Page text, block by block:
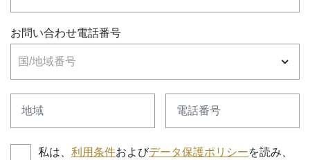
お問い合わせ電話番号
私は、 利用条件およびデータ保護ポリシーを読み、